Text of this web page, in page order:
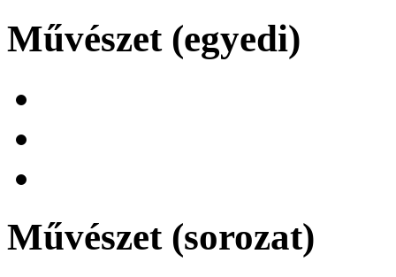
Művészet (egyedi)
Művészet (sorozat)